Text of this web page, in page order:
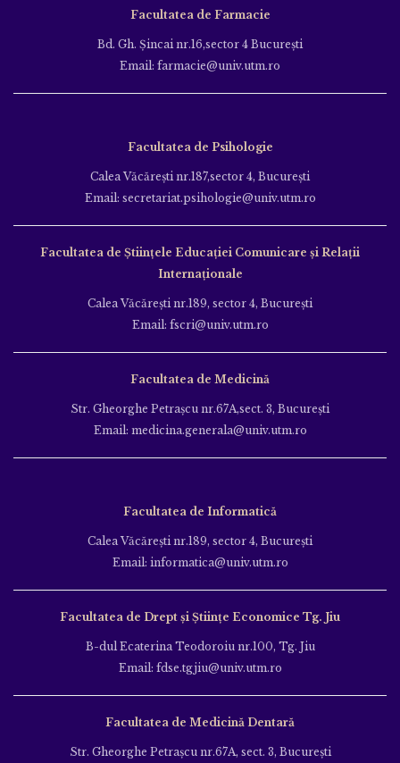
Facultatea de Farmacie
Bd. Gh. Şincai nr.16,sector 4 Bucureşti
Email: farmacie@univ.utm.ro
Facultatea de Psihologie
Calea Văcăreşti nr.187,sector 4, Bucureşti
Email: secretariat.psihologie@univ.utm.ro
Facultatea de Ştiinţele Educației Comunicare și Relații
Internaționale
Calea Văcăreşti nr.189, sector 4, Bucureşti
Email: fscri@univ.utm.ro
Facultatea de Medicină
Str. Gheorghe Petraşcu nr.67A,sect. 3, Bucureşti
Email: medicina.generala@univ.utm.ro
Facultatea de Informatică
Calea Văcăreşti nr.189, sector 4, Bucureşti
Email: informatica@univ.utm.ro
Facultatea de Drept și Științe Economice Tg. Jiu
B-dul Ecaterina Teodoroiu nr.100, Tg. Jiu
Email: fdse.tgjiu@univ.utm.ro
Facultatea de Medicină Dentară
Str. Gheorghe Petraşcu nr.67A, sect. 3, Bucureşti